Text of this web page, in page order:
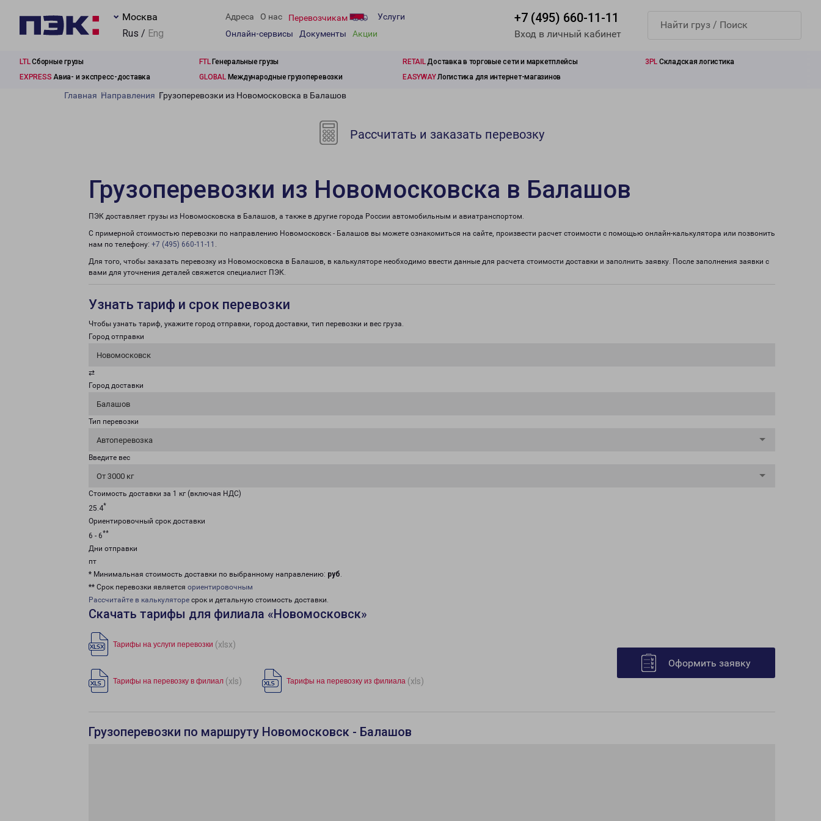
Москва
Rus / Eng
Адреса О нас Перевозчикам
Услуги
Онлайн-сервисы
Документы Акции
+7 (495) 660-11-11
Вход в личный кабинет
LTLСборные грузы FTLГенеральные грузы RETAILДоставка в торговые сети и маркетплейсы 3PL Складская логистика
EXPRESS Авиа- и экспресс-доставка GLOBALМеждународные грузоперевозки EASYWAYЛогистика для интернет-магазинов
Главная Направления Грузоперевозки из Новомосковска в Балашов
Рассчитать и заказать перевозку
Грузоперевозки из Новомосковска в Балашов
ПЭК доставляет грузы из Новомосковска в Балашов, а также в другие города России автомобильным и авиатранспортом.
С примерной стоимостью перевозки по направлению Новомосковск - Балашов вы можете ознакомиться на сайте, произвести расчет стоимости с помощью онлайн-калькулятора или позвонить
нам по телефону: +7 (495) 660-11-11 .
Для того, чтобы заказать перевозку из Новомосковска в Балашов, в калькуляторе необходимо ввести данные для расчета стоимости доставки и заполнить заявку. После заполнения заявки с
вами для уточнения деталей свяжется специалист ПЭК.
Узнать тариф и срок перевозки
Чтобы узнать тариф, укажите город отправки, город доставки, тип перевозки и вес груза.
Город отправки
Новомосковск
⇄
Город доставки
Балашов
Тип перевозки
Автоперевозка
Введите вес
От 3000 кг
Стоимость доставки за 1 кг (включая НДС)
25.4*
Ориентировочный срок доставки
6 - 6**
Дни отправки
пт
* Минимальная стоимость доставки по выбранному направлению: руб.
** Срок перевозки является ориентировочным
Рассчитайте в калькуляторе срок и детальную стоимость доставки.
Скачать тарифы для филиала «Новомосковск»
Тарифы на услуги перевозки (xlsx)
Тарифы на перевозку в филиал (xls) Тарифы на перевозку из филиала (xls)
Оформить заявку
Грузоперевозки по маршруту Новомосковск - Балашов